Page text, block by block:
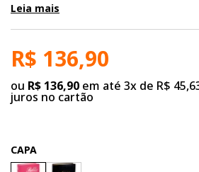
Leia mais
R$ 136,90
ou R$ 136,90 em até 3x de R$
juros no cartão
CAPA